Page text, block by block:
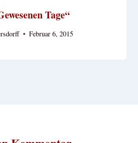
Tage“
Februar 6, 2015